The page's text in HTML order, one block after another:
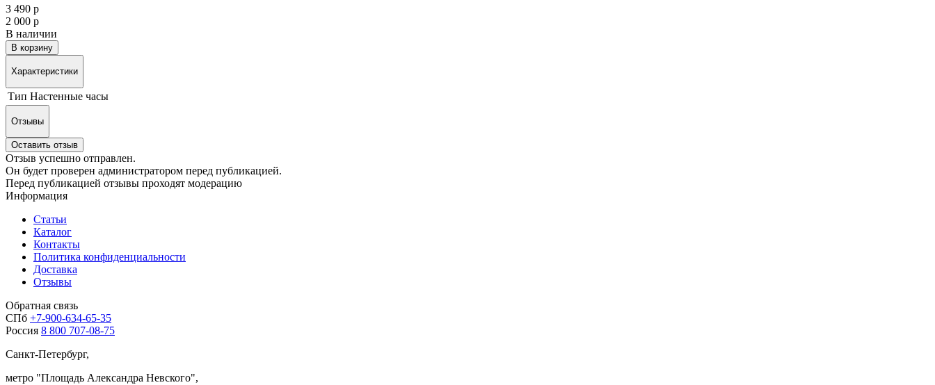
3 490 р
2 000 р
В наличии
В корзину
Характеристики
Тип Настенные часы
Отзывы
Оставить отзыв
Отзыв успешно отправлен.
Он будет проверен администратором перед публикацией.
Перед публикацией отзывы проходят модерацию
Информация
Статьи
Каталог
Контакты
Политика конфиденциальности
Доставка
Отзывы
Обратная связь
СПб +7-900-634-65-35
Россия 8 800 707-08-75
Санкт-Петербург,
метро "Площадь Александра Невского",